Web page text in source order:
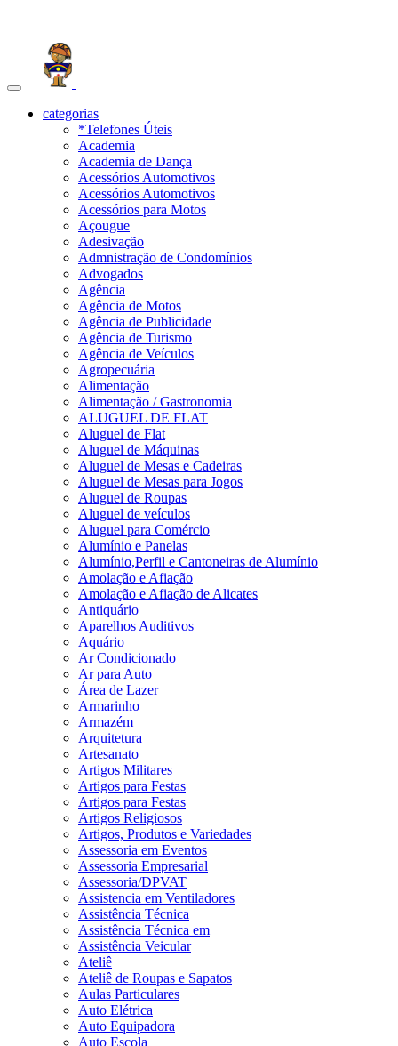
Toggle
navigationcategorias
*Telefones Úteis
Academia
Academia de Dança
Acessórios Automotivos
Acessórios Automotivos
Acessórios para Motos
Açougue
Adesivação
Admnistração de Condomínios
Advogados
Agência
Agência de Motos
Agência de Publicidade
Agência de Turismo
Agência de Veículos
Agropecuária
Alimentação
Alimentação / Gastronomia
ALUGUEL DE FLAT
Aluguel de Flat
Aluguel de Máquinas
Aluguel de Mesas e Cadeiras
Aluguel de Mesas para Jogos
Aluguel de Roupas
Aluguel de veículos
Aluguel para Comércio
Alumínio e Panelas
Alumínio,Perfil e Cantoneiras de Alumínio
Amolação e Afiação
Amolação e Afiação de Alicates
Antiquário
Aparelhos Auditivos
Aquário
Ar Condicionado
Ar para Auto
Área de Lazer
Armarinho
Armazém
Arquitetura
Artesanato
Artigos Militares
Artigos para Festas
Artigos para Festas
Artigos Religiosos
Artigos, Produtos e Variedades
Assessoria em Eventos
Assessoria Empresarial
Assessoria/DPVAT
Assistencia em Ventiladores
Assistência Técnica
Assistência Técnica em
Assistência Veicular
Ateliê
Ateliê de Roupas e Sapatos
Aulas Particulares
Auto Elétrica
Auto Equipadora
Auto Escola